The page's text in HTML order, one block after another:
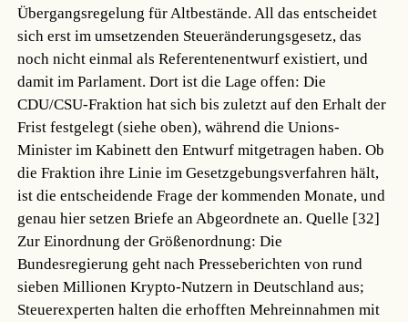
Übergangsregelung für Altbestände. All das entscheidet
sich erst im umsetzenden Steueränderungsgesetz, das
noch nicht einmal als Referentenentwurf existiert, und
damit im Parlament. Dort ist die Lage offen: Die
CDU/CSU-Fraktion hat sich bis zuletzt auf den Erhalt der
Frist festgelegt (siehe oben), während die Unions-
Minister im Kabinett den Entwurf mitgetragen haben. Ob
die Fraktion ihre Linie im Gesetzgebungsverfahren hält,
ist die entscheidende Frage der kommenden Monate, und
genau hier setzen Briefe an Abgeordnete an.Quelle [32]
Zur Einordnung der Größenordnung: Die
Bundesregierung geht nach Presseberichten von rund
sieben Millionen Krypto-Nutzern in Deutschland aus;
Steuerexperten halten die erhofften Mehreinnahmen mit